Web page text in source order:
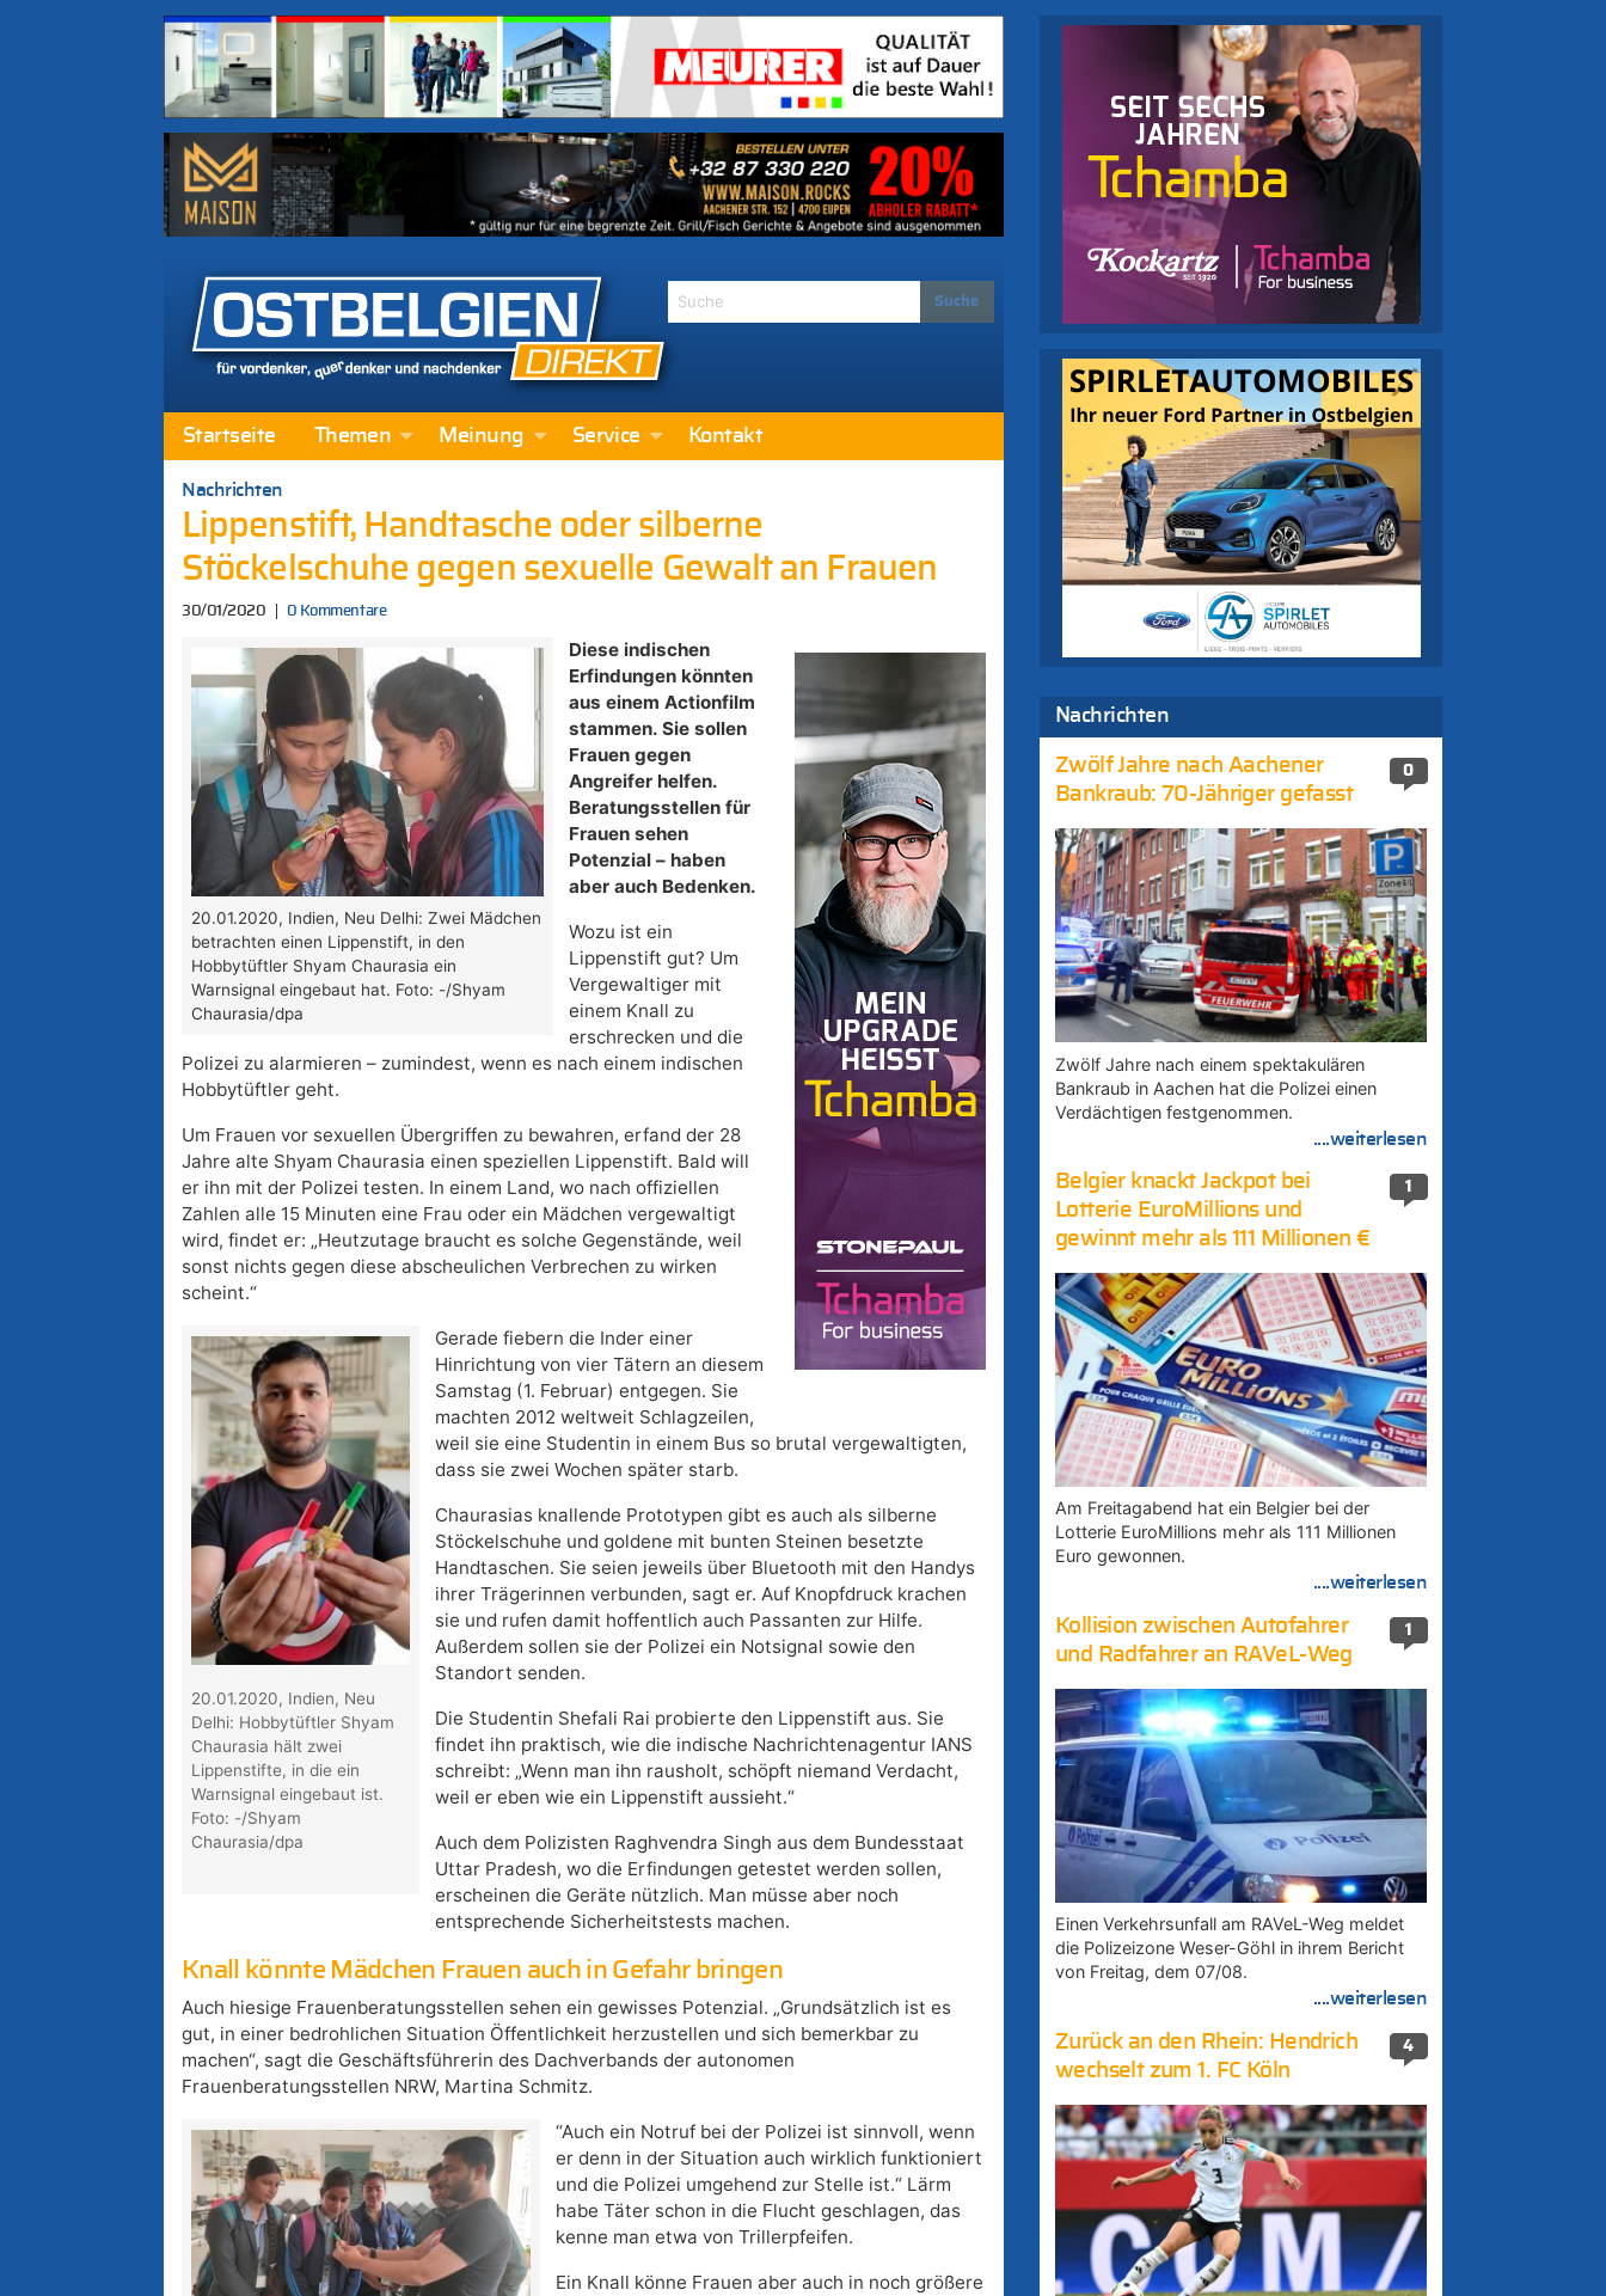
Startseite Themen Meinung Service Kontakt
Nachrichten
Lippenstift, Handtasche oder silberne
Stöckelschuhe gegen sexuelle Gewalt an Frauen
30/01/2020 0 Kommentare
20.01.2020, Indien, Neu Delhi: Zwei Mädchen
betrachten einen Lippenstift, in den
Hobbytüftler Shyam Chaurasia ein
Warnsignal eingebaut hat. Foto: -/Shyam
Chaurasia/dpa
Diese indischen
Erfindungen könnten
aus einem Actionfilm
stammen. Sie sollen
Frauen gegen
Angreifer helfen.
Beratungsstellen für
Frauen sehen
Potenzial – haben
aber auch Bedenken.
Wozu ist ein
Lippenstift gut? Um
Vergewaltiger mit
einem Knall zu
erschrecken und die
Polizei zu alarmieren – zumindest, wenn es nach einem indischen
Hobbytüftler geht.
Um Frauen vor sexuellen Übergriffen zu bewahren, erfand der 28
Jahre alte Shyam Chaurasia einen speziellen Lippenstift. Bald will
er ihn mit der Polizei testen. In einem Land, wo nach offiziellen
Zahlen alle 15 Minuten eine Frau oder ein Mädchen vergewaltigt
wird, findet er: „Heutzutage braucht es solche Gegenstände, weil
sonst nichts gegen diese abscheulichen Verbrechen zu wirken
scheint.“
20.01.2020, Indien, Neu
Delhi: Hobbytüftler Shyam
Chaurasia hält zwei
Lippenstifte, in die ein
Warnsignal eingebaut ist.
Foto: -/Shyam
Chaurasia/dpa
Gerade fiebern die Inder einer
Hinrichtung von vier Tätern an diesem
Samstag (1. Februar) entgegen. Sie
machten 2012 weltweit Schlagzeilen,
weil sie eine Studentin in einem Bus so brutal vergewaltigten,
dass sie zwei Wochen später starb.
Chaurasias knallende Prototypen gibt es auch als silberne
Stöckelschuhe und goldene mit bunten Steinen besetzte
Handtaschen. Sie seien jeweils über Bluetooth mit den Handys
ihrer Trägerinnen verbunden, sagt er. Auf Knopfdruck krachen
sie und rufen damit hoffentlich auch Passanten zur Hilfe.
Außerdem sollen sie der Polizei ein Notsignal sowie den
Standort senden.
Die Studentin Shefali Rai probierte den Lippenstift aus. Sie
findet ihn praktisch, wie die indische Nachrichtenagentur IANS
schreibt: „Wenn man ihn rausholt, schöpft niemand Verdacht,
weil er eben wie ein Lippenstift aussieht.“
Auch dem Polizisten Raghvendra Singh aus dem Bundesstaat
Uttar Pradesh, wo die Erfindungen getestet werden sollen,
erscheinen die Geräte nützlich. Man müsse aber noch
entsprechende Sicherheitstests machen.
Knall könnte Mädchen Frauen auch in Gefahr bringen
Auch hiesige Frauenberatungsstellen sehen ein gewisses Potenzial. „Grundsätzlich ist es
gut, in einer bedrohlichen Situation Öffentlichkeit herzustellen und sich bemerkbar zu
machen“, sagt die Geschäftsführerin des Dachverbands der autonomen
Frauenberatungsstellen NRW, Martina Schmitz.
“Auch ein Notruf bei der Polizei ist sinnvoll, wenn
er denn in der Situation auch wirklich funktioniert
und die Polizei umgehend zur Stelle ist.“ Lärm
habe Täter schon in die Flucht geschlagen, das
kenne man etwa von Trillerpfeifen.
Ein Knall könne Frauen aber auch in noch größere
Nachrichten
0
Zwölf Jahre nach Aachener
Bankraub: 70-Jähriger gefasst
Zwölf Jahre nach einem spektakulären
Bankraub in Aachen hat die Polizei einen
Verdächtigen festgenommen.
....weiterlesen
1
Belgier knackt Jackpot bei
Lotterie EuroMillions und
gewinnt mehr als 111 Millionen €
Am Freitagabend hat ein Belgier bei der
Lotterie EuroMillions mehr als 111 Millionen
Euro gewonnen.
....weiterlesen
1
Kollision zwischen Autofahrer
und Radfahrer an RAVeL-Weg
Einen Verkehrsunfall am RAVeL-Weg meldet
die Polizeizone Weser-Göhl in ihrem Bericht
von Freitag, dem 07/08.
....weiterlesen
4
Zurück an den Rhein: Hendrich
wechselt zum 1. FC Köln